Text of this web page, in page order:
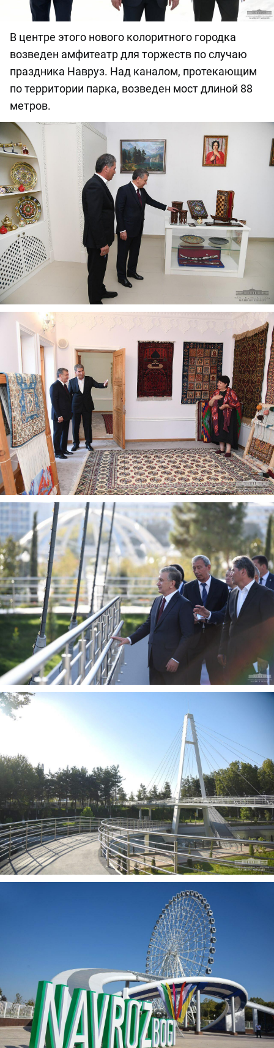
В центре этого нового колоритного городка
возведен амфитеатр для торжеств по случаю
праздника Навруз. Над каналом, протекающим
по территории парка, возведен мост длиной 88
метров.